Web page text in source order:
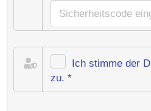
Ich stimme der
zu. *